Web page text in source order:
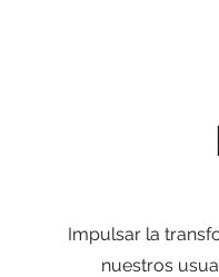
Impulsar la
nuestros